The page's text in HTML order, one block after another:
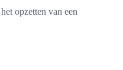
opzetten van een